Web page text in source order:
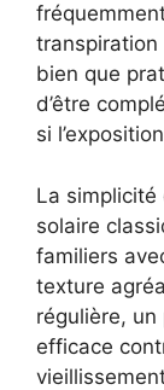
bien que
d’être
si
La simplicité
solaire
familiers
texture
régulière,
efficace